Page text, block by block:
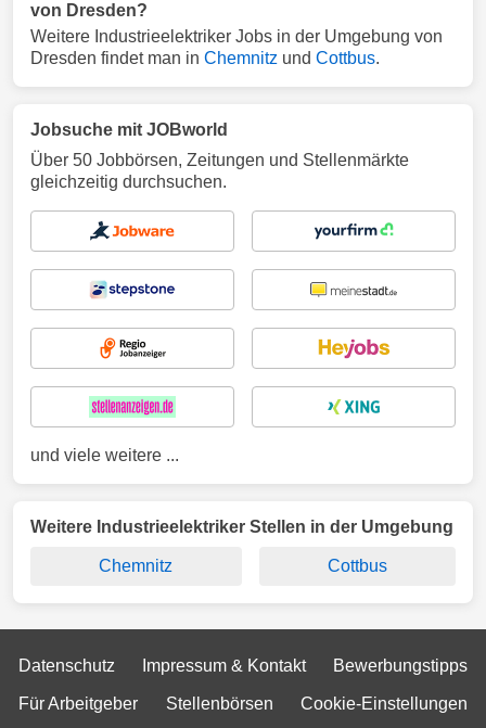
von Dresden?
Weitere Industrieelektriker Jobs in der Umgebung von
Dresden findet man in Chemnitz und Cottbus.
Jobsuche mit JOBworld
Über 50 Jobbörsen, Zeitungen und Stellenmärkte
gleichzeitig durchsuchen.
und viele weitere ...
Weitere Industrieelektriker Stellen in der Umgebung
Chemnitz Cottbus
Datenschutz Impressum & Kontakt Bewerbungstipps
Für Arbeitgeber Stellenbörsen Cookie-Einstellungen